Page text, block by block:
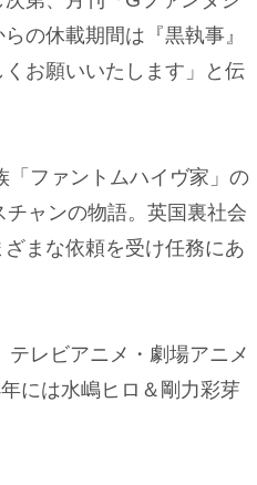
の休載期間は『黒執事』
お願いいたします」と伝
ファントムハイヴ家」の
ャンの物語。英国裏社会
まな依頼を受け任務にあ
レビアニメ・劇場アニメ
には水嶋ヒロ＆剛力彩芽